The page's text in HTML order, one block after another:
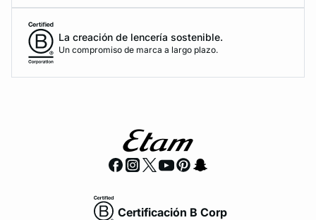
La creación de lencería sostenible.
Un compromiso de marca a largo plazo.
Certificación B Corp